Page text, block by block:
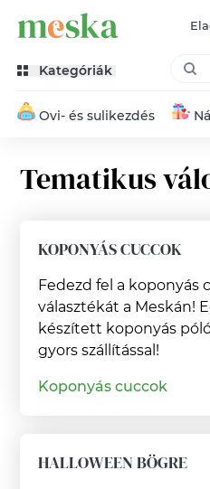
Kategóriák
Ovi- és sulikezdés
Tematikus
KOPONYÁS CUCCOK
Fedezd fel a koponyás
választékát a Meskán!
készített koponyás
gyors szállítással!
Koponyás cuccok
HALLOWEEN BÖGRE